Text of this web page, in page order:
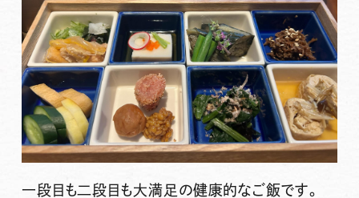
一段目も二段目も大満足の健康的なご飯です。